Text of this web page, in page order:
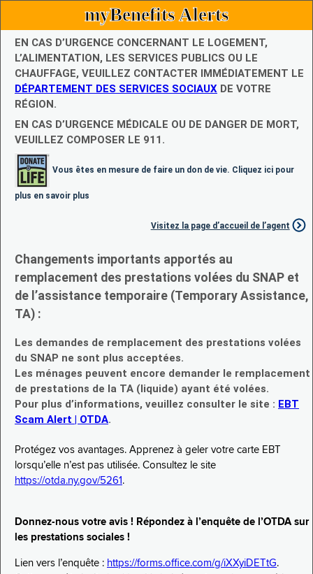
myBenefits Alerts
EN CAS D’URGENCE CONCERNANT LE LOGEMENT,
L’ALIMENTATION, LES SERVICES PUBLICS OU LE
CHAUFFAGE, VEUILLEZ CONTACTER IMMÉDIATEMENT LE
DÉPARTEMENT DES SERVICES SOCIAUX DE VOTRE
RÉGION.
EN CAS D’URGENCE MÉDICALE OU DE DANGER DE MORT,
VEUILLEZ COMPOSER LE 911.
Vous êtes en mesure de faire un don de vie. Cliquez ici pour
plus en savoir plus
Visitez la page d’accueil de l’agent
Changements importants apportés au
remplacement des prestations volées du SNAP et
de l’assistance temporaire (Temporary Assistance,
TA) :
Les demandes de remplacement des prestations volées
du SNAP ne sont plus acceptées.
Les ménages peuvent encore demander le remplacement
de prestations de la TA (liquide) ayant été volées.
Pour plus d’informations, veuillez consulter le site : EBT
Scam Alert | OTDA.
Protégez vos avantages. Apprenez à geler votre carte EBT
lorsqu’elle n’est pas utilisée. Consultez le site
https://otda.ny.gov/5261 .
Donnez-nous votre avis ! Répondez à l’enquête de l’OTDA sur
les prestations sociales !
Lien vers l’enquête : https://forms.office.com/g/iXXyiDETtG.